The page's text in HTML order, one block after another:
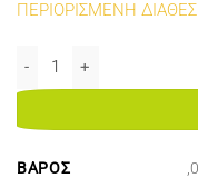
ΠΕΡΙΟΡΙΣΜΕΝΗ
CHIP RESETTER
ΒΆΡΟΣ